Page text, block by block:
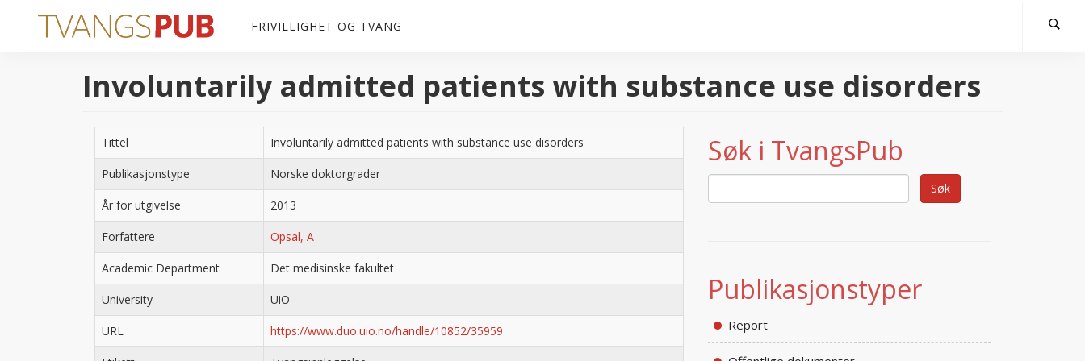
FRIVILLIGHET OG TVANG
Involuntarily admitted patients with substance use disorders
Tittel Involuntarily admitted patients with substance use disorders
Publikasjonstype Norske doktorgrader
År for utgivelse 2013
Forfattere Opsal, A
Academic Department Det medisinske fakultet
University UiO
URL https://www.duo.uio.no/handle/10852/35959
Søk i TvangsPub
Publikasjonstyper
Report